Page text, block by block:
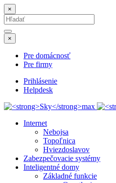
×
Search
for:
Hľadať
×
Pre domácnosť
Pre firmy
Prihlásenie
Helpdesk
Internet
Nebojsa
Topoľnica
Hviezdoslavov
Zabezpečovacie systémy
Inteligentné domy
Základné funkcie